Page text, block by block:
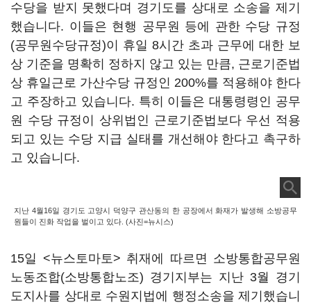
수당을 받지 못했다며 경기도를 상대로 소송을 제기
했습니다. 이들은 현행 공무원 등에 관한 수당 규정
(공무원수당규정)이 휴일 8시간 초과 근무에 대한 보
상 기준을 명확히 정하지 않고 있는 만큼, 근로기준법
상 휴일근로 가산수당 규정인 200%를 적용해야 한다
고 주장하고 있습니다. 특히 이들은 대통령령인 공무
원 수당 규정이 상위법인 근로기준법보다 우선 적용
되고 있는 수당 지급 실태를 개선해야 한다고 촉구하
고 있습니다.
지난 4월16일 경기도 고양시 덕양구 관산동의 한 공장에서 화재가 발생해 소방공무
원들이 진화 작업을 벌이고 있다. (사진=뉴시스)
15일 <뉴스토마토> 취재에 따르면 소방통합공무원
노동조합(소방통합노조) 경기지부는 지난 3월 경기
도지사를 상대로 수원지법에 행정소송을 제기했습니